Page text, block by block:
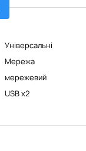
Універсальні
Мережа
мережевий
USB x2